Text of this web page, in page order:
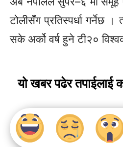
टोलीसँग प्रतिस्पर्धा गर्नेछ ।
सके अर्को वर्ष हुने टी२०
यो खबर पढेर तपाईलाई